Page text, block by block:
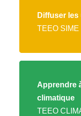
Diffuser
TEEO SIME
l'offre
SIME
Apprendre
climatique
TEEO
TEEO